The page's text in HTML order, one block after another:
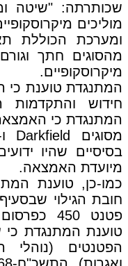
שכותרתה: "שיטה
מוליכים
ומערכת הכוללת
מהסוגים חתך
מיקרוסקופיים.
המתנגדת טוענת
חידוש והתקדמות
המתנגדת כי
בסיסיים שהיו
מיועדת האמצאה.
כמו-כן, טוענת
פטנט
הפטנטים (נוהלי